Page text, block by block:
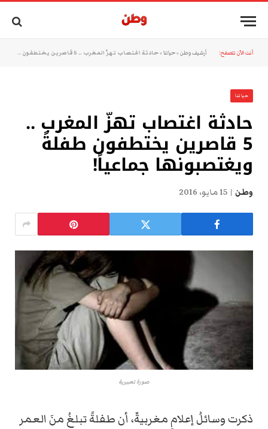
أنت الآن تتصفح: أرشيف وطن »حياتنا »حادثة اغتصاب تهزّ المغرب .. 5 قاصرين يختطفون طفلةً ويغتصبونها جماعياً!
حياتنا
حادثة اغتصاب تهزّ المغرب ..
5 قاصرين يختطفون طفلةً
ويغتصبونها جماعياً!
وطن 15 مايو، 2016
صورة تعبيرية
ذكرت وسائلُ إعلامٍ مغربيةّ، أن طفلةً تبلغُ منَ العمر